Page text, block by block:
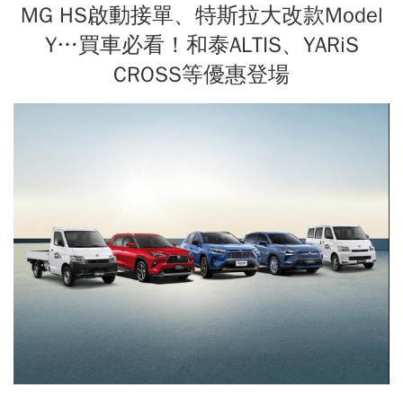
MG HS啟動接單、特斯拉大改款Model
Y…買車必看！和泰ALTIS、YARiS
CROSS等優惠登場